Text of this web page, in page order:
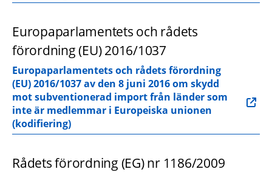
Europaparlamentets och rådets
förordning (EU) 2016/1037
Europaparlamentets och rådets förordning
(EU) 2016/1037 av den 8 juni 2016 om skydd
mot subventionerad import från länder som
inte är medlemmar i Europeiska unionen
(kodifiering)
Rådets förordning (EG) nr 1186/2009